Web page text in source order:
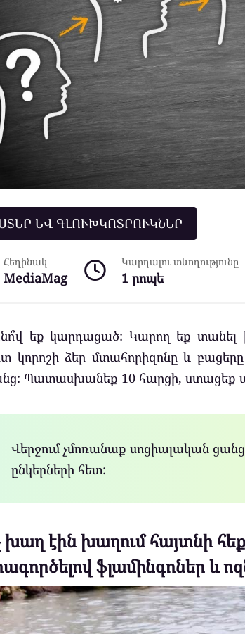
ԵՎ ԳԼՈՒԽԿՈՏՐՈՒԿՆԵՐ
Հեղինակ
MediaMag
Կարդալու տևողությունը
1 րոպե
եք կարդացած: Կարող եք տանել
կորոշի ձեր մտահորիզոնը և բացերը
Պատասխանեք 10 հարցի, ստացեք
Վերջում չմոռանաք սոցիալական
ընկերների հետ:
խաղ էին խաղում հայտնի
ֆլամինգոներ և